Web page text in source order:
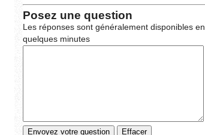
Posez une question
Les réponses sont généralement disponibles en
quelques minutes